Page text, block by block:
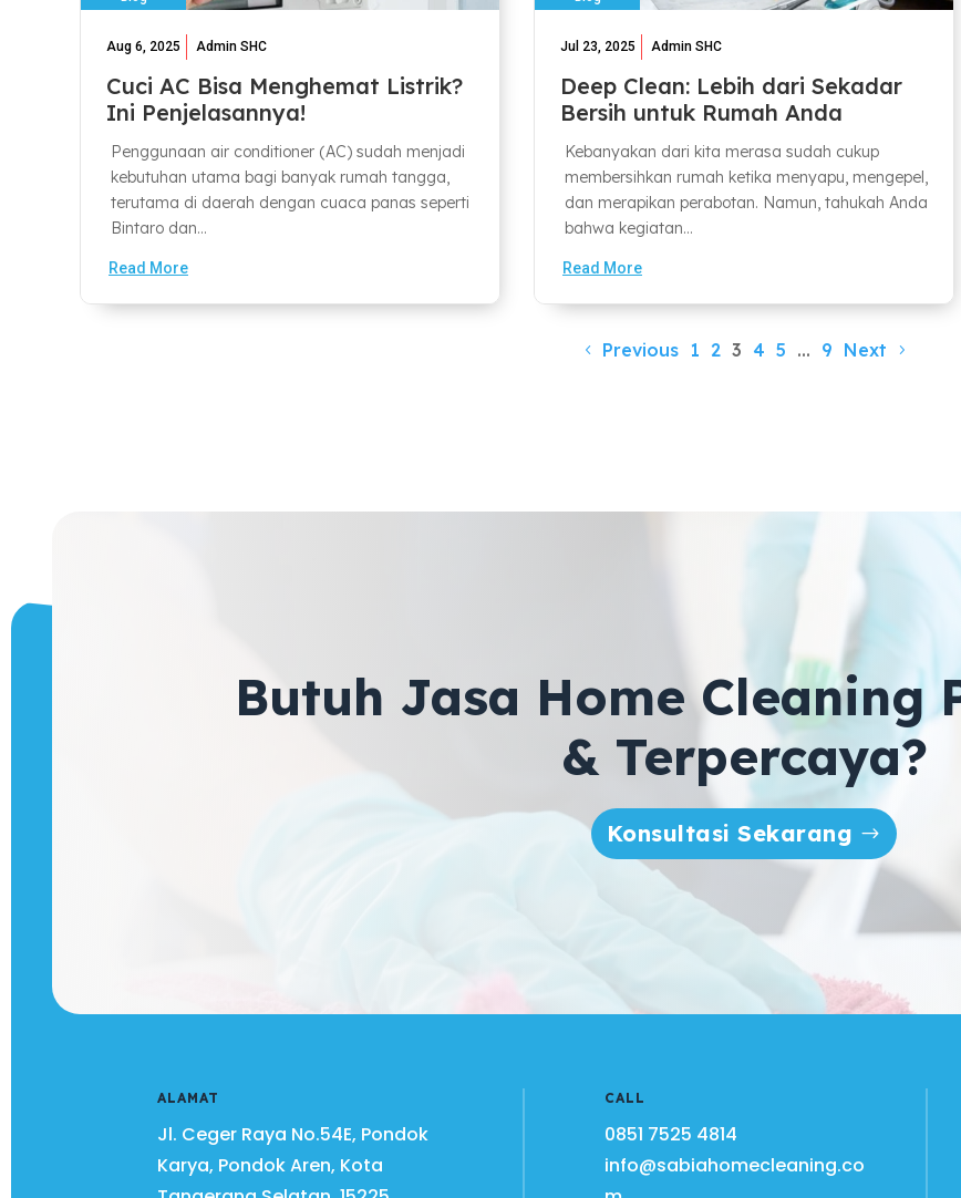
Aug 6, 2025 Admin SHC
Cuci AC Bisa Menghemat Listrik?
Ini Penjelasannya!
Penggunaan air conditioner (AC) sudah menjadi
kebutuhan utama bagi banyak rumah tangga,
terutama di daerah dengan cuaca panas seperti
Bintaro dan...
Read More
Jul 23, 2025 Admin SHC
Deep Clean: Lebih dari Sekadar
Bersih untuk Rumah Anda
Kebanyakan dari kita merasa sudah cukup
membersihkan rumah ketika menyapu, mengepel,
dan merapikan perabotan. Namun, tahukah Anda
bahwa kegiatan...
Read More
Previous 1 2 3 4 5 … 9 Next
Butuh Jasa Home Cleaning
& Terpercaya?
Konsultasi Sekarang
ALAMAT
Jl. Ceger Raya No.54E, Pondok
Karya, Pondok Aren, Kota
CALL
0851 7525 4814
info@sabiahomecleaning.co